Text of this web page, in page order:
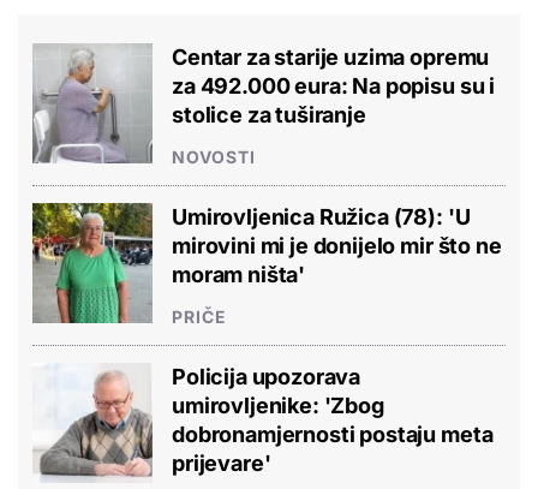
Centar za starije uzima opremu
za 492.000 eura: Na popisu su i
stolice za tuširanje
NOVOSTI
Umirovljenica Ružica (78): 'U
mirovini mi je donijelo mir što ne
moram ništa'
PRIČE
Policija upozorava
umirovljenike: 'Zbog
dobronamjernosti postaju meta
prijevare'